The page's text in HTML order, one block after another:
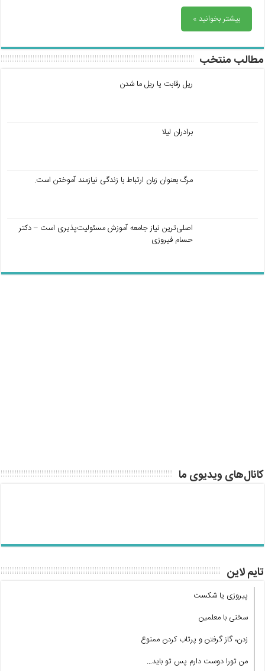
بیشتر بخوانید »
مطالب منتخب
ریل رقابت یا ریل ما شدن
برادران لیلا
مرگ بعنوان زبان ارتباط با زندگی نیازمند آموختن است.
اصلی‌ترین نیاز جامعه آموزش مسئولیت‌پذیری است – دکتر
حسام فیروزی
کانال‌های ویدیوی ما
تایم لاین
پیروزی یا شکست
سخنی با معلمین
زدن، گاز گرفتن و پرتاب کردن ممنوع
من تورا دوست دارم پس تو باید…